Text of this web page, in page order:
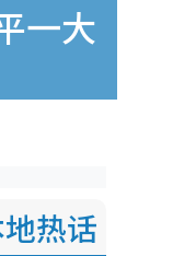
一大
热话